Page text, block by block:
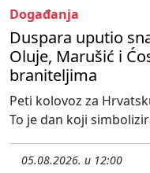
Događanja
Duspara uputio
Oluje, Marušić i
braniteljima
Peti kolovoz za
To je dan koji
05.08.2026. u 12:00